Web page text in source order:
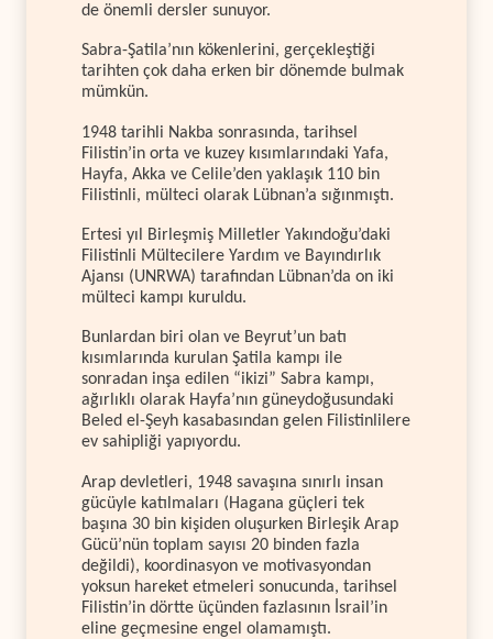
de önemli dersler sunuyor.
Sabra-Şatila’nın kökenlerini, gerçekleştiği
tarihten çok daha erken bir dönemde bulmak
mümkün.
1948 tarihli Nakba sonrasında, tarihsel
Filistin’in orta ve kuzey kısımlarındaki Yafa,
Hayfa, Akka ve Celile’den yaklaşık 110 bin
Filistinli, mülteci olarak Lübnan’a sığınmıştı.
Ertesi yıl Birleşmiş Milletler Yakındoğu’daki
Filistinli Mültecilere Yardım ve Bayındırlık
Ajansı (UNRWA) tarafından Lübnan’da on iki
mülteci kampı kuruldu.
Bunlardan biri olan ve Beyrut’un batı
kısımlarında kurulan Şatila kampı ile
sonradan inşa edilen “ikizi” Sabra kampı,
ağırlıklı olarak Hayfa’nın güneydoğusundaki
Beled el-Şeyh kasabasından gelen Filistinlilere
ev sahipliği yapıyordu.
Arap devletleri, 1948 savaşına sınırlı insan
gücüyle katılmaları (Hagana güçleri tek
başına 30 bin kişiden oluşurken Birleşik Arap
Gücü’nün toplam sayısı 20 binden fazla
değildi), koordinasyon ve motivasyondan
yoksun hareket etmeleri sonucunda, tarihsel
Filistin’in dörtte üçünden fazlasının İsrail’in
eline geçmesine engel olamamıştı.